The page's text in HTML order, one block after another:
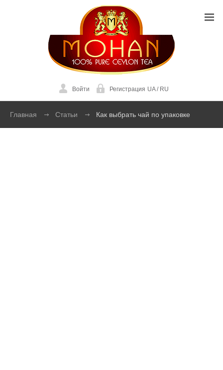
Войти Регистрация UA/RU
Главная Статьи Как выбрать чай по упаковке